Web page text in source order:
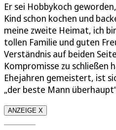
Er sei Hobbykoch
Kind schon kochen und
meine zweite Heimat, ich
tollen Familie und guten
Verständnis auf beiden
Kompromisse zu schließen
Ehejahren gemeistert, ist
„der beste Mann
ANZEIGE X